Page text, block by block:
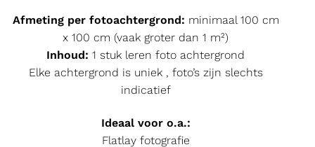
Afmeting per fotoachtergrond: minimaal 100 cm
x 100 cm (vaak groter dan 1 m²)
Inhoud: 1 stuk leren foto achtergrond
Elke achtergrond is uniek , foto’s zijn slechts
indicatief
Ideaal voor o.a.:
Flatlay fotografie